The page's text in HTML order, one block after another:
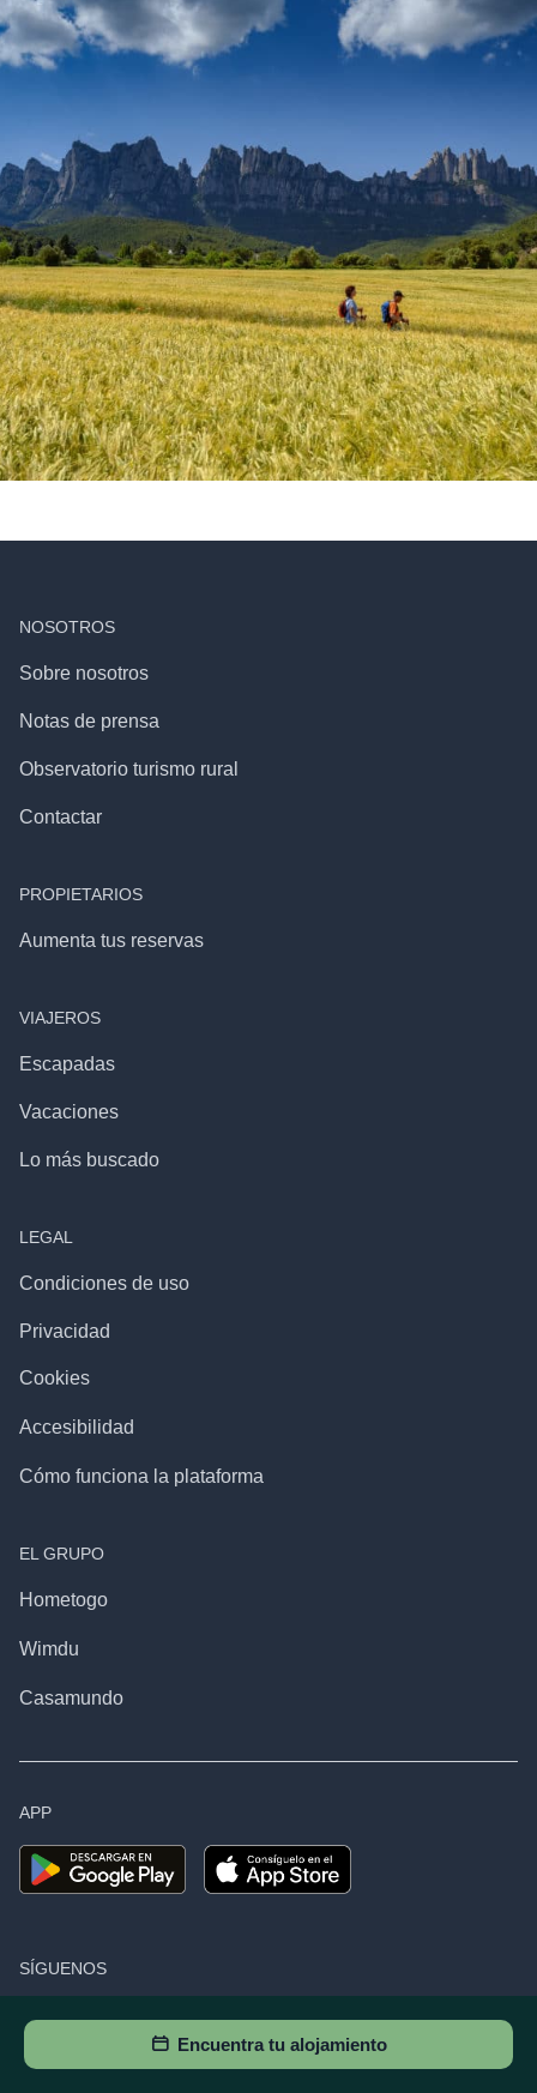
Encuentra tu alojamiento
NOSOTROS
Sobre nosotros
Notas de prensa
Observatorio turismo rural
Contactar
PROPIETARIOS
Aumenta tus reservas
VIAJEROS
Escapadas
Vacaciones
Lo más buscado
LEGAL
Condiciones de uso
Privacidad
Cookies
Accesibilidad
Cómo funciona la plataforma
EL GRUPO
Hometogo
Wimdu
Casamundo
APP
SÍGUENOS